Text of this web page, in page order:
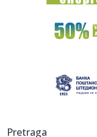
21:36:NOVI
– „Cil...
Ferrari
21:34:Knežević:
vozite pija...
Pretraga